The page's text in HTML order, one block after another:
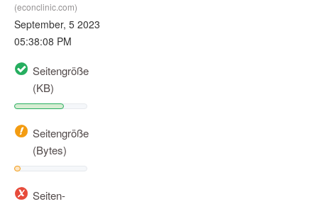
(econclinic.com)
September, 5 2023
05:38:08 PM
Seitengröße
(KB)
Seitengröße
(Bytes)
Seiten-